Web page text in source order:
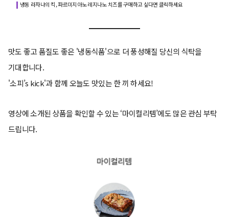
냉동 라자냐의 킥, 파르미지아노 레지나노 치즈를 구매하고 싶다면 클릭하세요
맛도 좋고 품질도 좋은 '냉동식품'으로 더 풍성해질 당신의 식탁을
기대합니다.
'소피’s kick'과 함께 오늘도 맛있는 한 끼 하세요!
영상에 소개된 상품을 확인할 수 있는 ‘마이컬리템’에도 많은 관심 부탁
드립니다.